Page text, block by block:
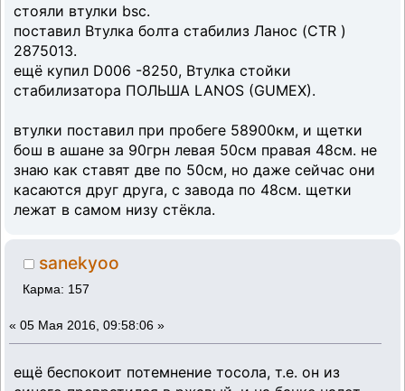
стояли втулки bsc.
поставил Втулка болта стабилиз Ланос (CTR )
2875013.
ещё купил D006 -8250, Втулка стойки
стабилизатора ПОЛЬША LANOS (GUMEX).
втулки поставил при пробеге 58900км, и щетки
бош в ашане за 90грн левая 50см правая 48см. не
знаю как ставят две по 50см, но даже сейчас они
касаются друг друга, с завода по 48см. щетки
лежат в самом низу стёкла.
sanekyoo
Карма: 157
« 05 Мая 2016, 09:58:06 »
ещё беспокоит потемнение тосола, т.е. он из